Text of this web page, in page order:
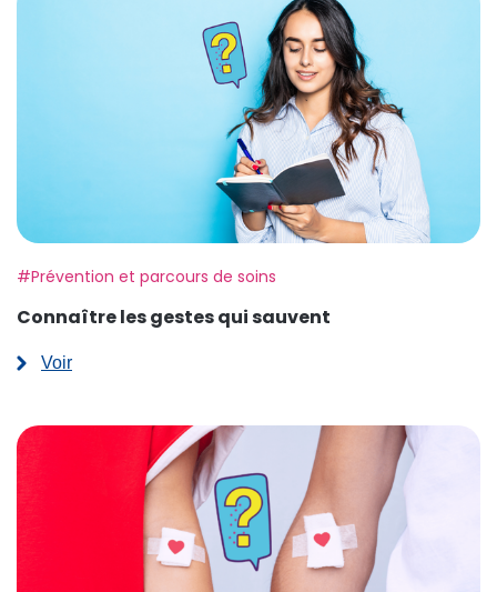
Etiquette:
#Prévention et parcours de soins
Connaître les gestes qui sauvent
Voir
:
gestes
qui
sauvent